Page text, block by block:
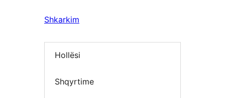
Shkarkim
Hollësi
Shqyrtime